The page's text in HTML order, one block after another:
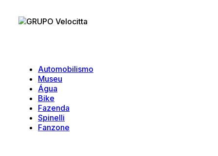
Automobilismo
Museu
Água
Bike
Fazenda
Spinelli
Fanzone